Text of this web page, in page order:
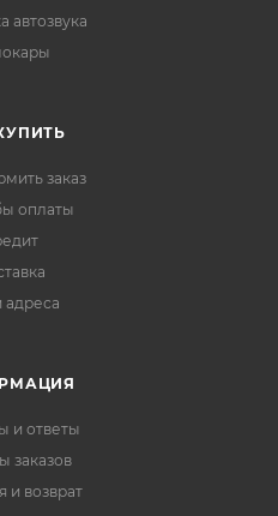
автозвука
заказ
оплаты
и ответы
заказов
и возврат